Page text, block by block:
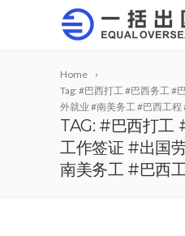
Home
Tag: #巴西打工 #巴西务工 #
外就业 #南美务工 #巴西工程
TAG: #巴西打工
工作签证 #出国
南美务工 #巴西